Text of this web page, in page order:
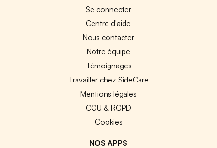
Se connecter
Centre d'aide
Nous contacter
Notre équipe
Témoignages
Travailler chez SideCare
Mentions légales
CGU & RGPD
Cookies
NOS APPS